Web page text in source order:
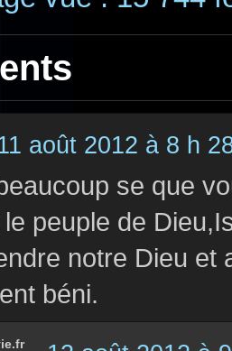
août 2012 à 8 h
se que
peuple de
notre Dieu et
béni.